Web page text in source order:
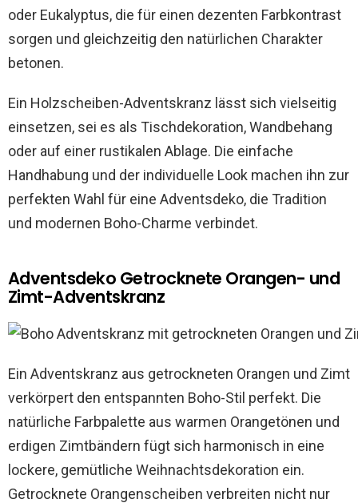
oder Eukalyptus, die für einen dezenten Farbkontrast
sorgen und gleichzeitig den natürlichen Charakter
betonen.
Ein Holzscheiben-Adventskranz lässt sich vielseitig
einsetzen, sei es als Tischdekoration, Wandbehang
oder auf einer rustikalen Ablage. Die einfache
Handhabung und der individuelle Look machen ihn zur
perfekten Wahl für eine Adventsdeko, die Tradition
und modernen Boho-Charme verbindet.
Adventsdeko Getrocknete Orangen- und
Zimt-Adventskranz
Ein Adventskranz aus getrockneten Orangen und Zimt
verkörpert den entspannten Boho-Stil perfekt. Die
natürliche Farbpalette aus warmen Orangetönen und
erdigen Zimtbändern fügt sich harmonisch in eine
lockere, gemütliche Weihnachtsdekoration ein.
Getrocknete Orangenscheiben verbreiten nicht nur